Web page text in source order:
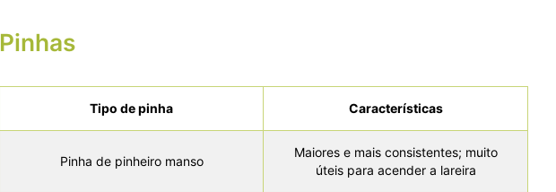
Pinhas
Tipo de pinha Características
Pinha de pinheiro manso
Maiores e mais consistentes; muito
úteis para acender a lareira